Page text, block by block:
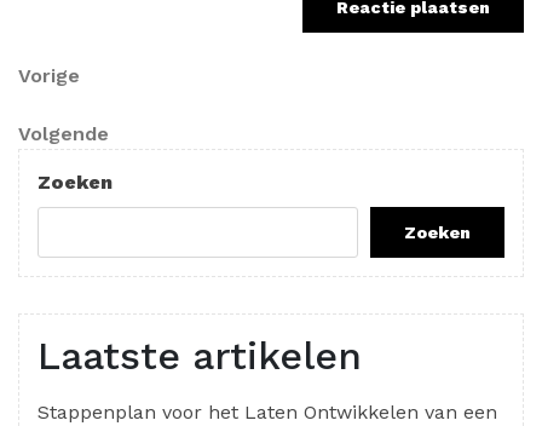
Berichtnavigatie
Vorig
Vorige
Volgend
bericht
Volgende
Zoeken
Zoeken
Laatste artikelen
Stappenplan voor het Laten Ontwikkelen van een